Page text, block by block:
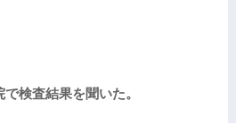
検査結果を聞いた。